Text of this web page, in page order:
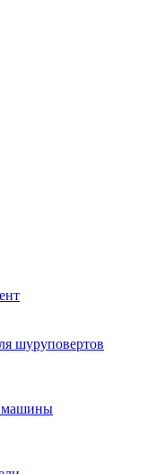
шуруповертов
машины